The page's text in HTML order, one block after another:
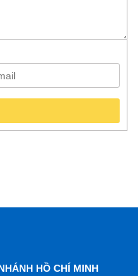
HỒ CHÍ MINH